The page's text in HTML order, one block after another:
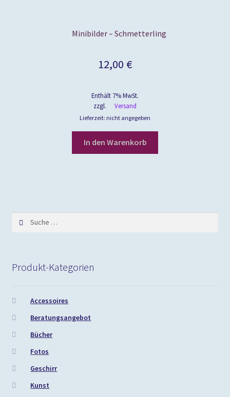
Minibilder – Schmetterling
12,00 €
Enthält 7% MwSt.
zzgl.
Versand
Lieferzeit: nicht angegeben
In den Warenkorb
Produkt-Kategorien
Accessoires
Beratungsangebot
Bücher
Fotos
Geschirr
Kunst